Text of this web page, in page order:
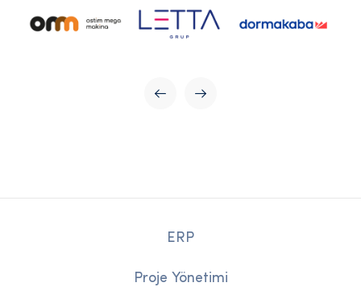
ERP
Proje Yönetimi